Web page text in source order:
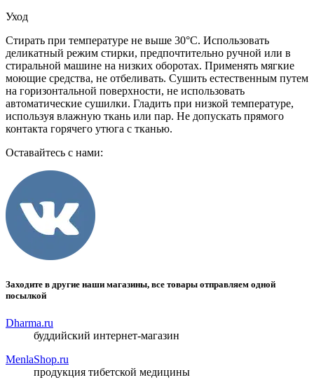
Уход
Стирать при температуре не выше 30°C. Использовать
деликатный режим стирки, предпочтительно ручной или в
стиральной машине на низких оборотах. Применять мягкие
моющие средства, не отбеливать. Сушить естественным путем
на горизонтальной поверхности, не использовать
автоматические сушилки. Гладить при низкой температуре,
используя влажную ткань или пар. Не допускать прямого
контакта горячего утюга с тканью.
Оставайтесь с нами:
Заходите в другие наши магазины, все товары отправляем одной
посылкой
Dharma.ru
буддийский интернет-магазин
MenlaShop.ru
продукция тибетской медицины